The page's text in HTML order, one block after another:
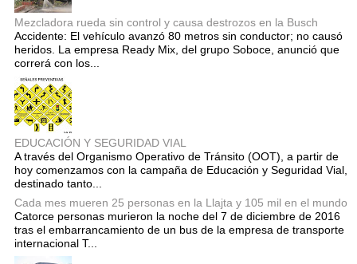
Mezcladora rueda sin control y causa destrozos en la Busch
Accidente: El vehículo avanzó 80 metros sin conductor; no causó
heridos. La empresa Ready Mix, del grupo Soboce, anunció que
correrá con los...
EDUCACIÓN Y SEGURIDAD VIAL
A través del Organismo Operativo de Tránsito (OOT), a partir de
hoy comenzamos con la campaña de Educación y Seguridad Vial,
destinado tanto...
Cada mes mueren 25 personas en la Llajta y 105 mil en el mundo
Catorce personas murieron la noche del 7 de diciembre de 2016
tras el embarrancamiento de un bus de la empresa de transporte
internacional T...